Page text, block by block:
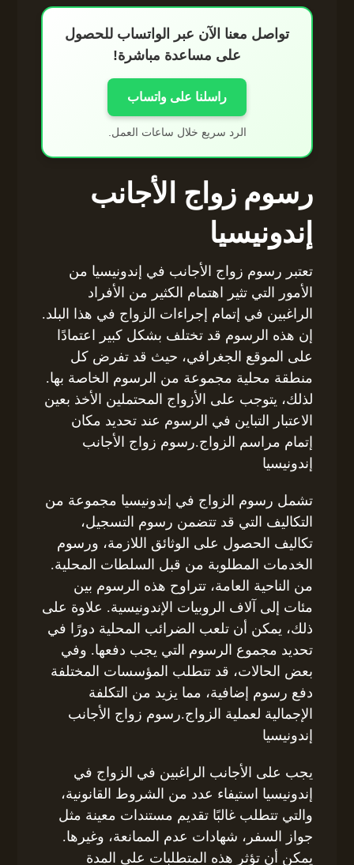
تواصل معنا الآن عبر الواتساب للحصول
على مساعدة مباشرة!
راسلنا على واتساب
الرد سريع خلال ساعات العمل.
رسوم زواج الأجانب
إندونيسيا
تعتبر رسوم زواج الأجانب في إندونيسيا من
الأمور التي تثير اهتمام الكثير من الأفراد
الراغبين في إتمام إجراءات الزواج في هذا البلد.
إن هذه الرسوم قد تختلف بشكل كبير اعتمادًا
على الموقع الجغرافي، حيث قد تفرض كل
منطقة محلية مجموعة من الرسوم الخاصة بها.
لذلك، يتوجب على الأزواج المحتملين الأخذ بعين
الاعتبار التباين في الرسوم عند تحديد مكان
إتمام مراسم الزواج.رسوم زواج الأجانب
إندونيسيا
تشمل رسوم الزواج في إندونيسيا مجموعة من
التكاليف التي قد تتضمن رسوم التسجيل،
تكاليف الحصول على الوثائق اللازمة، ورسوم
الخدمات المطلوبة من قبل السلطات المحلية.
من الناحية العامة، تتراوح هذه الرسوم بين
مئات إلى آلاف الروبيات الإندونيسية. علاوة على
ذلك، يمكن أن تلعب الضرائب المحلية دورًا في
تحديد مجموع الرسوم التي يجب دفعها. وفي
بعض الحالات، قد تتطلب المؤسسات المختلفة
دفع رسوم إضافية، مما يزيد من التكلفة
الإجمالية لعملية الزواج.رسوم زواج الأجانب
إندونيسيا
يجب على الأجانب الراغبين في الزواج في
إندونيسيا استيفاء عدد من الشروط القانونية،
والتي تتطلب غالبًا تقديم مستندات معينة مثل
جواز السفر، شهادات عدم الممانعة، وغيرها.
يمكن أن تؤثر هذه المتطلبات على المدة